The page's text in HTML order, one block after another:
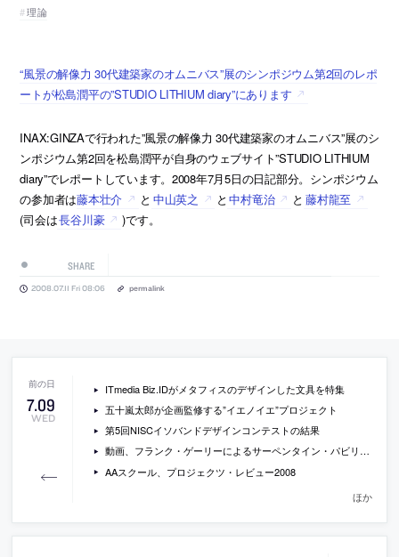
理論
“風景の解像力 30代建築家のオムニバス”展のシンポジウム第2回のレポ
ートが松島潤平の”STUDIO LITHIUM diary”にあります
INAX:GINZAで行われた”風景の解像力 30代建築家のオムニバス”展のシ
ンポジウム第2回を松島潤平が自身のウェブサイト”STUDIO LITHIUM
diary”でレポートしています。2008年7月5日の日記部分。シンポジウム
の参加者は藤本壮介 と 中山英之 と 中村竜治 と 藤村龍至
(司会は長谷川豪 )です。
SHARE
2008.07.11 Fri 08:06 permalink
7.09
WED
ITmedia Biz.IDがメタフィスのデザインした文具を特集
五十嵐太郎が企画監修する”イエノイエ”プロジェクト
第5回NISCイソバンドデザインコンテストの結果
動画、フランク・ゲーリーによるサーペンタイン・パビリオン
AAスクール、プロジェクツ・レビュー2008
ほか